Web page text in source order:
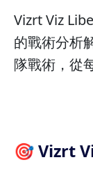
Vizrt Viz
的戰術分析
隊戰術，從
🎯 Vizrt